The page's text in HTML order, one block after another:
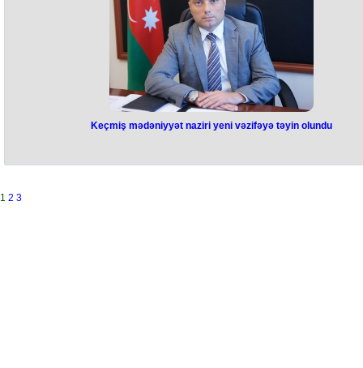
vəzifəyə təyin olundu
Keçmiş mədəniyyət naziri yeni vəzifəyə təyin olundu
1 2 3